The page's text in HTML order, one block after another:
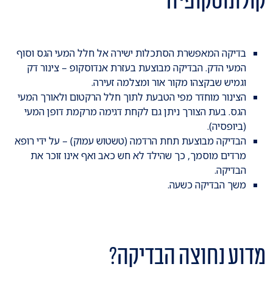
בדיקה המאפשרת הסתכלות ישירה אל חלל המעי הגס וסוף
המעי הדק. הבדיקה מבוצעת בעזרת אנדוסקופ – צינור דק
וגמיש שבקצהו מקור אור ומצלמה זעירה.
הצינור מוחדר מפי הטבעת לתוך חלל הרקטום ולאורך המעי
הגס. בעת הצורך ניתן גם לקחת דגימה מרקמת דופן המעי
(ביופסיה).
הבדיקה מבוצעת תחת הרדמה (טשטוש עמוק) – על ידי רופא
מרדים מוסמך, כך שהילד לא חש כאב ואף אינו זוכר את
הבדיקה.
משך הבדיקה כשעה.
מדוע נחוצה הבדיקה?